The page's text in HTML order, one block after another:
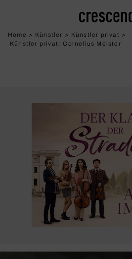
Home > Künstler > Künstler privat >
Künstler privat: Corne­lius Meister